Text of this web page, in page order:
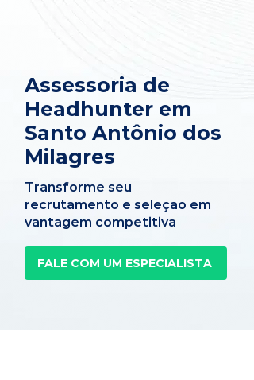
Assessoria de
Headhunter em
Santo Antônio dos
Milagres
Transforme seu
recrutamento e seleção em
vantagem competitiva
FALE COM UM ESPECIALISTA